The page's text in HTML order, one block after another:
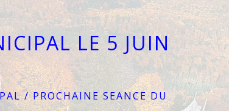
LE 5 JUIN
/PROCHAINE SEANCE DU